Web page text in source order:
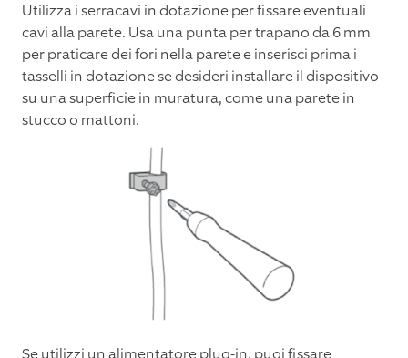
Utilizza i serracavi in dotazione per fissare eventuali
cavi alla parete. Usa una punta per trapano da 6 mm
per praticare dei fori nella parete e inserisci prima i
tasselli in dotazione se desideri installare il dispositivo
su una superficie in muratura, come una parete in
stucco o mattoni.
Se utilizzi un alimentatore plug-in, puoi fissare